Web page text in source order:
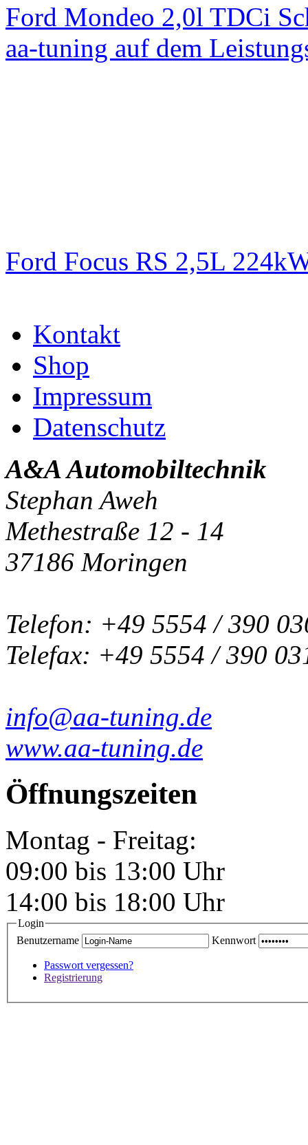
Ford Mondeo 2,0l TDCi
aa-tuning auf dem
Ford Focus RS 2,5L
Kontakt
Shop
Impressum
Datenschutz
A&A Automobiltechnik
Stephan Aweh
Methestraße 12 - 14
37186 Moringen
Telefon: +49 5554 / 390
Telefax: +49 5554 / 390
info@aa-tuning.de
www.aa-tuning.de
Öffnungszeiten
Montag - Freitag:
09:00 bis 13:00 Uhr
14:00 bis 18:00 Uhr
Login
Benutzername
Kennwort
Passwort vergessen?
Registrierung